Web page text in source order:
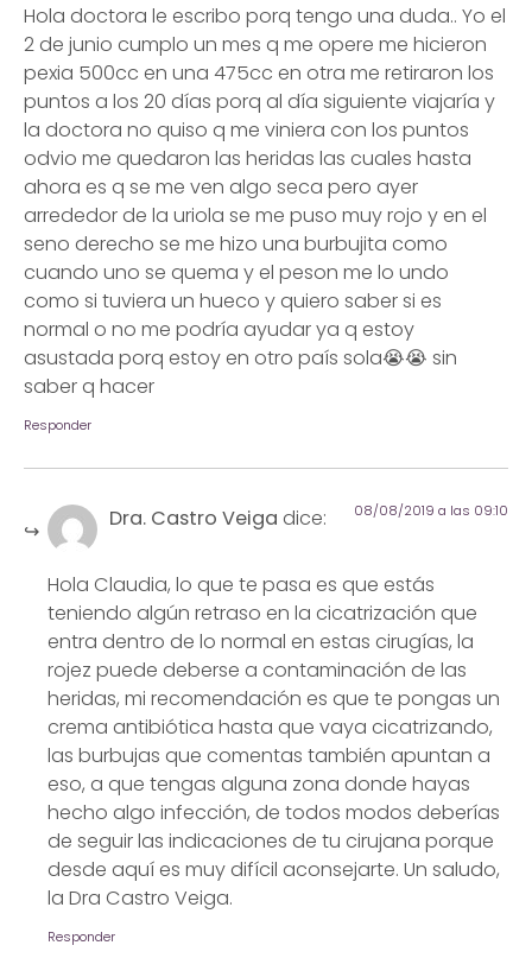
Hola doctora le escribo porq tengo una duda.. Yo el
2 de junio cumplo un mes q me opere me hicieron
pexia 500cc en una 475cc en otra me retiraron los
puntos a los 20 días porq al día siguiente viajaría y
la doctora no quiso q me viniera con los puntos
odvio me quedaron las heridas las cuales hasta
ahora es q se me ven algo seca pero ayer
arrededor de la uriola se me puso muy rojo y en el
seno derecho se me hizo una burbujita como
cuando uno se quema y el peson me lo undo
como si tuviera un hueco y quiero saber si es
normal o no me podría ayudar ya q estoy
asustada porq estoy en otro país sola😭😭 sin
saber q hacer
Responder
Dra. Castro Veiga dice: 08/08/2019 a las 09:10
Hola Claudia, lo que te pasa es que estás
teniendo algún retraso en la cicatrización que
entra dentro de lo normal en estas cirugías, la
rojez puede deberse a contaminación de las
heridas, mi recomendación es que te pongas un
crema antibiótica hasta que vaya cicatrizando,
las burbujas que comentas también apuntan a
eso, a que tengas alguna zona donde hayas
hecho algo infección, de todos modos deberías
de seguir las indicaciones de tu cirujana porque
desde aquí es muy difícil aconsejarte. Un saludo,
la Dra Castro Veiga.
Responder